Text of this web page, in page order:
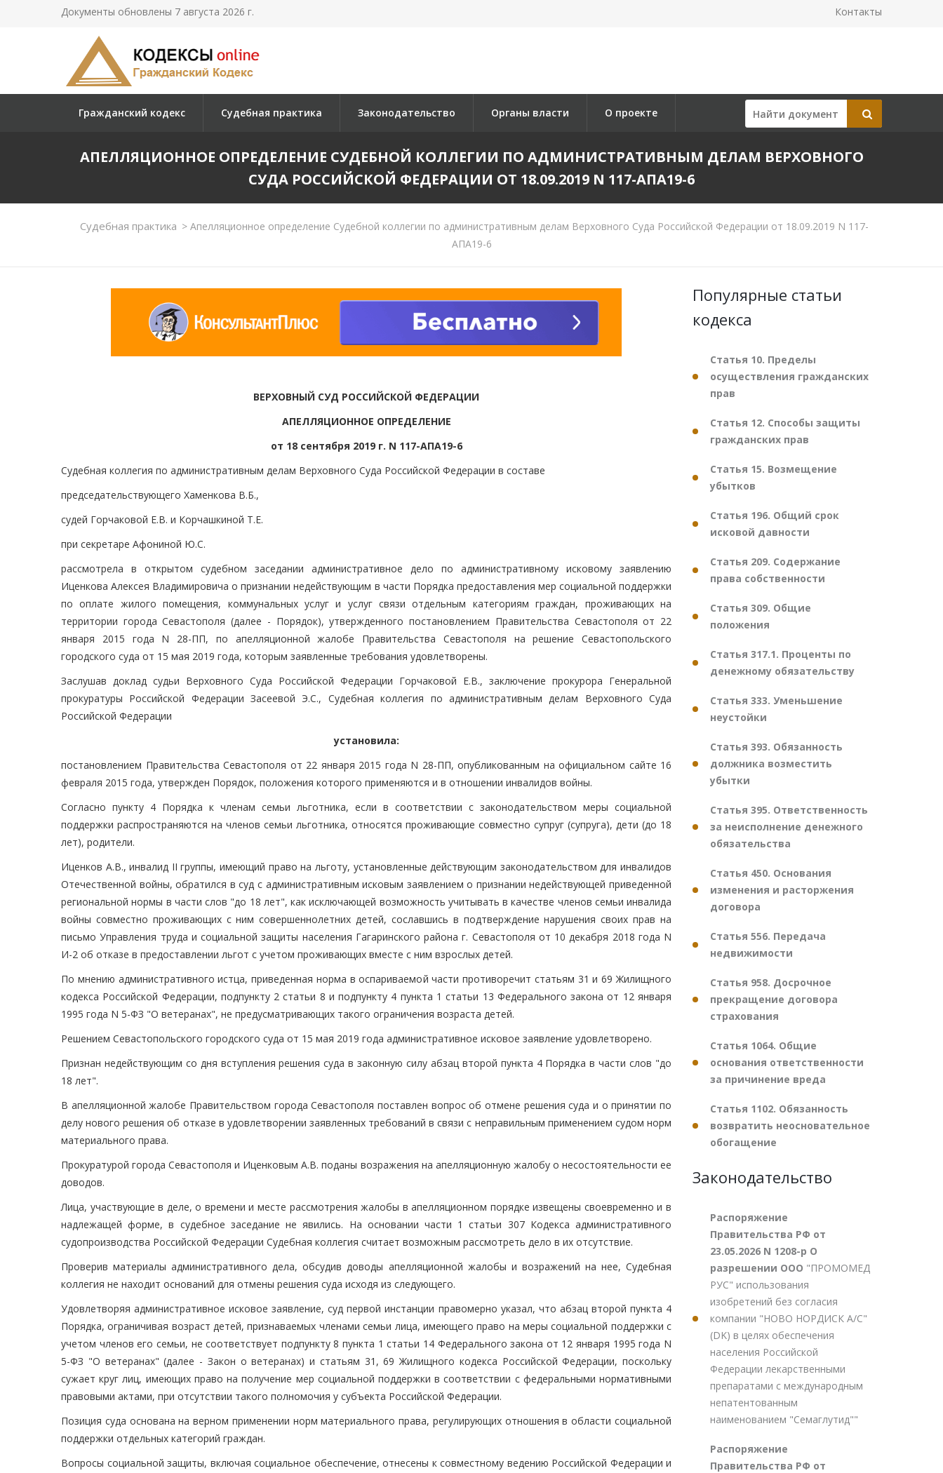
Документы обновлены 7 августа 2026 г. Контакты
Гражданский кодекс Судебная практика Законодательство Органы власти О проекте
АПЕЛЛЯЦИОННОЕ ОПРЕДЕЛЕНИЕ СУДЕБНОЙ КОЛЛЕГИИ ПО АДМИНИСТРАТИВНЫМ ДЕЛАМ ВЕРХОВНОГО
СУДА РОССИЙСКОЙ ФЕДЕРАЦИИ ОТ 18.09.2019 N 117-АПА19-6
Судебная практика >Апелляционное определение Судебной коллегии по административным делам Верховного Суда Российской Федерации от 18.09.2019 N 117-
АПА19-6
ВЕРХОВНЫЙ СУД РОССИЙСКОЙ ФЕДЕРАЦИИ
АПЕЛЛЯЦИОННОЕ ОПРЕДЕЛЕНИЕ
от 18 сентября 2019 г. N 117-АПА19-6
Судебная коллегия по административным делам Верховного Суда Российской Федерации в составе
председательствующего Хаменкова В.Б.,
судей Горчаковой Е.В. и Корчашкиной Т.Е.
при секретаре Афониной Ю.С.
рассмотрела в открытом судебном заседании административное дело по административному исковому заявлению
Иценкова Алексея Владимировича о признании недействующим в части Порядка предоставления мер социальной поддержки
по оплате жилого помещения, коммунальных услуг и услуг связи отдельным категориям граждан, проживающих на
территории города Севастополя (далее - Порядок), утвержденного постановлением Правительства Севастополя от 22
января 2015 года N 28-ПП, по апелляционной жалобе Правительства Севастополя на решение Севастопольского
городского суда от 15 мая 2019 года, которым заявленные требования удовлетворены.
Заслушав доклад судьи Верховного Суда Российской Федерации Горчаковой Е.В., заключение прокурора Генеральной
прокуратуры Российской Федерации Засеевой Э.С., Судебная коллегия по административным делам Верховного Суда
Российской Федерации
установила:
постановлением Правительства Севастополя от 22 января 2015 года N 28-ПП, опубликованным на официальном сайте 16
февраля 2015 года, утвержден Порядок, положения которого применяются и в отношении инвалидов войны.
Согласно пункту 4 Порядка к членам семьи льготника, если в соответствии с законодательством меры социальной
поддержки распространяются на членов семьи льготника, относятся проживающие совместно супруг (супруга), дети (до 18
лет), родители.
Иценков А.В., инвалид II группы, имеющий право на льготу, установленные действующим законодательством для инвалидов
Отечественной войны, обратился в суд с административным исковым заявлением о признании недействующей приведенной
региональной нормы в части слов "до 18 лет", как исключающей возможность учитывать в качестве членов семьи инвалида
войны совместно проживающих с ним совершеннолетних детей, сославшись в подтверждение нарушения своих прав на
письмо Управления труда и социальной защиты населения Гагаринского района г. Севастополя от 10 декабря 2018 года N
И-2 об отказе в предоставлении льгот с учетом проживающих вместе с ним взрослых детей.
По мнению административного истца, приведенная норма в оспариваемой части противоречит статьям 31 и 69 Жилищного
кодекса Российской Федерации, подпункту 2 статьи 8 и подпункту 4 пункта 1 статьи 13 Федерального закона от 12 января
1995 года N 5-ФЗ "О ветеранах", не предусматривающих такого ограничения возраста детей.
Решением Севастопольского городского суда от 15 мая 2019 года административное исковое заявление удовлетворено.
Признан недействующим со дня вступления решения суда в законную силу абзац второй пункта 4 Порядка в части слов "до
18 лет".
В апелляционной жалобе Правительством города Севастополя поставлен вопрос об отмене решения суда и о принятии по
делу нового решения об отказе в удовлетворении заявленных требований в связи с неправильным применением судом норм
материального права.
Прокуратурой города Севастополя и Иценковым А.В. поданы возражения на апелляционную жалобу о несостоятельности ее
доводов.
Лица, участвующие в деле, о времени и месте рассмотрения жалобы в апелляционном порядке извещены своевременно и в
надлежащей форме, в судебное заседание не явились. На основании части 1 статьи 307 Кодекса административного
судопроизводства Российской Федерации Судебная коллегия считает возможным рассмотреть дело в их отсутствие.
Проверив материалы административного дела, обсудив доводы апелляционной жалобы и возражений на нее, Судебная
коллегия не находит оснований для отмены решения суда исходя из следующего.
Удовлетворяя административное исковое заявление, суд первой инстанции правомерно указал, что абзац второй пункта 4
Порядка, ограничивая возраст детей, признаваемых членами семьи лица, имеющего право на меры социальной поддержки с
учетом членов его семьи, не соответствует подпункту 8 пункта 1 статьи 14 Федерального закона от 12 января 1995 года N
5-ФЗ "О ветеранах" (далее - Закон о ветеранах) и статьям 31, 69 Жилищного кодекса Российской Федерации, поскольку
сужает круг лиц, имеющих право на получение мер социальной поддержки в соответствии с федеральными нормативными
правовыми актами, при отсутствии такого полномочия у субъекта Российской Федерации.
Позиция суда основана на верном применении норм материального права, регулирующих отношения в области социальной
поддержки отдельных категорий граждан.
Вопросы социальной защиты, включая социальное обеспечение, отнесены к совместному ведению Российской Федерации и
Популярные статьи
кодекса
Статья 10. Пределы
осуществления гражданских
прав
Статья 12. Способы защиты
гражданских прав
Статья 15. Возмещение
убытков
Статья 196. Общий срок
исковой давности
Статья 209. Содержание
права собственности
Статья 309. Общие
положения
Статья 317.1. Проценты по
денежному обязательству
Статья 333. Уменьшение
неустойки
Статья 393. Обязанность
должника возместить
убытки
Статья 395. Ответственность
за неисполнение денежного
обязательства
Статья 450. Основания
изменения и расторжения
договора
Статья 556. Передача
недвижимости
Статья 958. Досрочное
прекращение договора
страхования
Статья 1064. Общие
основания ответственности
за причинение вреда
Статья 1102. Обязанность
возвратить неосновательное
обогащение
Законодательство
Распоряжение
Правительства РФ от
23.05.2026 N 1208-р О
разрешении ООО "ПРОМОМЕД
РУС" использования
изобретений без согласия
компании "НОВО НОРДИСК А/С"
(DK) в целях обеспечения
населения Российской
Федерации лекарственными
препаратами с международным
непатентованным
наименованием "Семаглутид""
Распоряжение
Правительства РФ от